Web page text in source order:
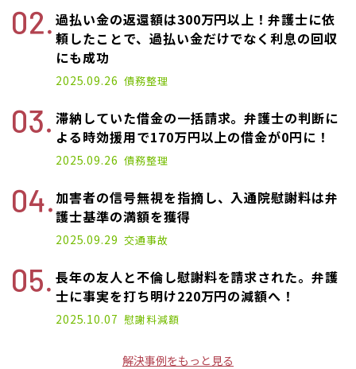
過払い金の返還額は300万円以上！弁護士に依
頼したことで、過払い金だけでなく利息の回収
にも成功
2025.09.26 債務整理
滞納していた借金の一括請求。弁護士の判断に
よる時効援用で170万円以上の借金が0円に！
2025.09.26 債務整理
加害者の信号無視を指摘し、入通院慰謝料は弁
護士基準の満額を獲得
2025.09.29 交通事故
長年の友人と不倫し慰謝料を請求された。弁護
士に事実を打ち明け220万円の減額へ！
2025.10.07 慰謝料減額
解決事例をもっと見る